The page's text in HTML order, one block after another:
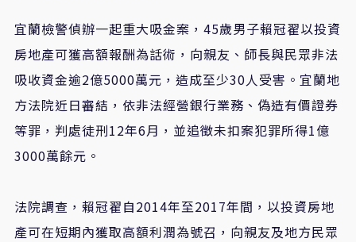
宜蘭檢警偵辦一起重大吸金案，45歲男子賴冠翟以投資
房地產可獲高額報酬為話術，向親友、師長與民眾非法
吸收資金逾2億5000萬元，造成至少30人受害。宜蘭地
方法院近日審結，依非法經營銀行業務、偽造有價證券
等罪，判處徒刑12年6月，並追徵未扣案犯罪所得1億
3000萬餘元。
法院調查，賴冠翟自2014年至2017年間，以投資房地
產可在短期內獲取高額利潤為號召，向親友及地方民眾